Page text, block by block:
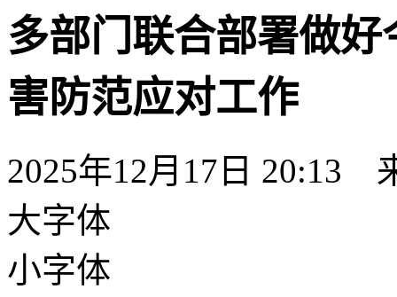
多部门联合部署做
害防范应对工作
2025年12月17日 20:13
大字体
小字体